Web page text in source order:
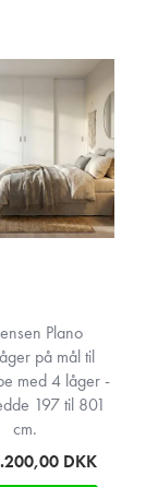
Plano
på mål til
med 4 låger -
197 til 801
cm.
DKK